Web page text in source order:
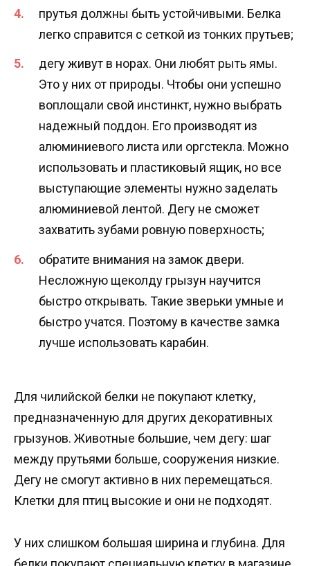
прутья должны быть устойчивыми. Белка
легко справится с сеткой из тонких прутьев;
дегу живут в норах. Они любят рыть ямы.
Это у них от природы. Чтобы они успешно
воплощали свой инстинкт, нужно выбрать
надежный поддон. Его производят из
алюминиевого листа или оргстекла. Можно
использовать и пластиковый ящик, но все
выступающие элементы нужно заделать
алюминиевой лентой. Дегу не сможет
захватить зубами ровную поверхность;
обратите внимания на замок двери.
Несложную щеколду грызун научится
быстро открывать. Такие зверьки умные и
быстро учатся. Поэтому в качестве замка
лучше использовать карабин.
Для чилийской белки не покупают клетку,
предназначенную для других декоративных
грызунов. Животные большие, чем дегу: шаг
между прутьями больше, сооружения низкие.
Дегу не смогут активно в них перемещаться.
Клетки для птиц высокие и они не подходят.
У них слишком большая ширина и глубина. Для